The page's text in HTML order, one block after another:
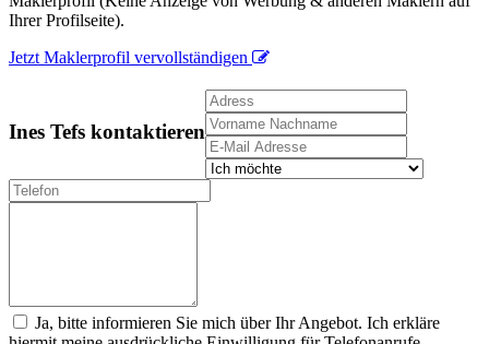
Ihrer Profilseite).
Jetzt Maklerprofil vervollständigen
Ines Tefs kontaktieren
Ja, bitte informieren Sie mich über Ihr Angebot. Ich erkläre